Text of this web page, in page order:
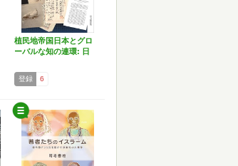
植民地帝国日本とグロ
ーバルな知の連環: 日
登録 6